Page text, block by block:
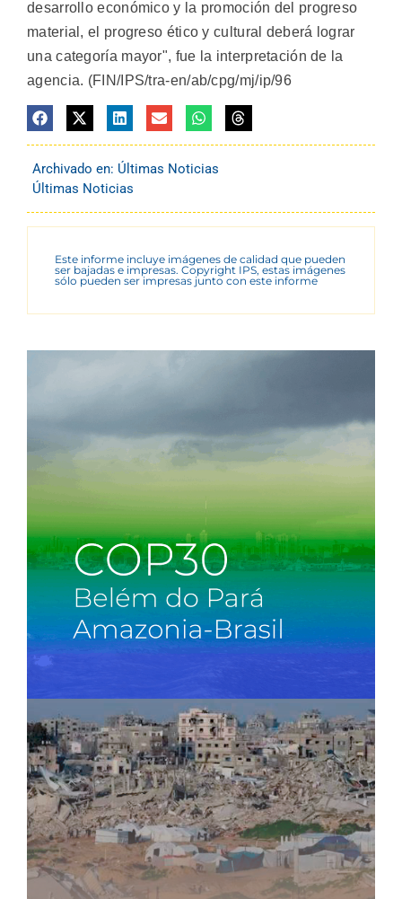
desarrollo económico y la promoción del progreso
material, el progreso ético y cultural deberá lograr
una categoría mayor", fue la interpretación de la
agencia. (FIN/IPS/tra-en/ab/cpg/mj/ip/96
Archivado en: Últimas Noticias
Últimas Noticias
Este informe incluye imágenes de calidad que pueden
ser bajadas e impresas. Copyright IPS, estas imágenes
sólo pueden ser impresas junto con este informe